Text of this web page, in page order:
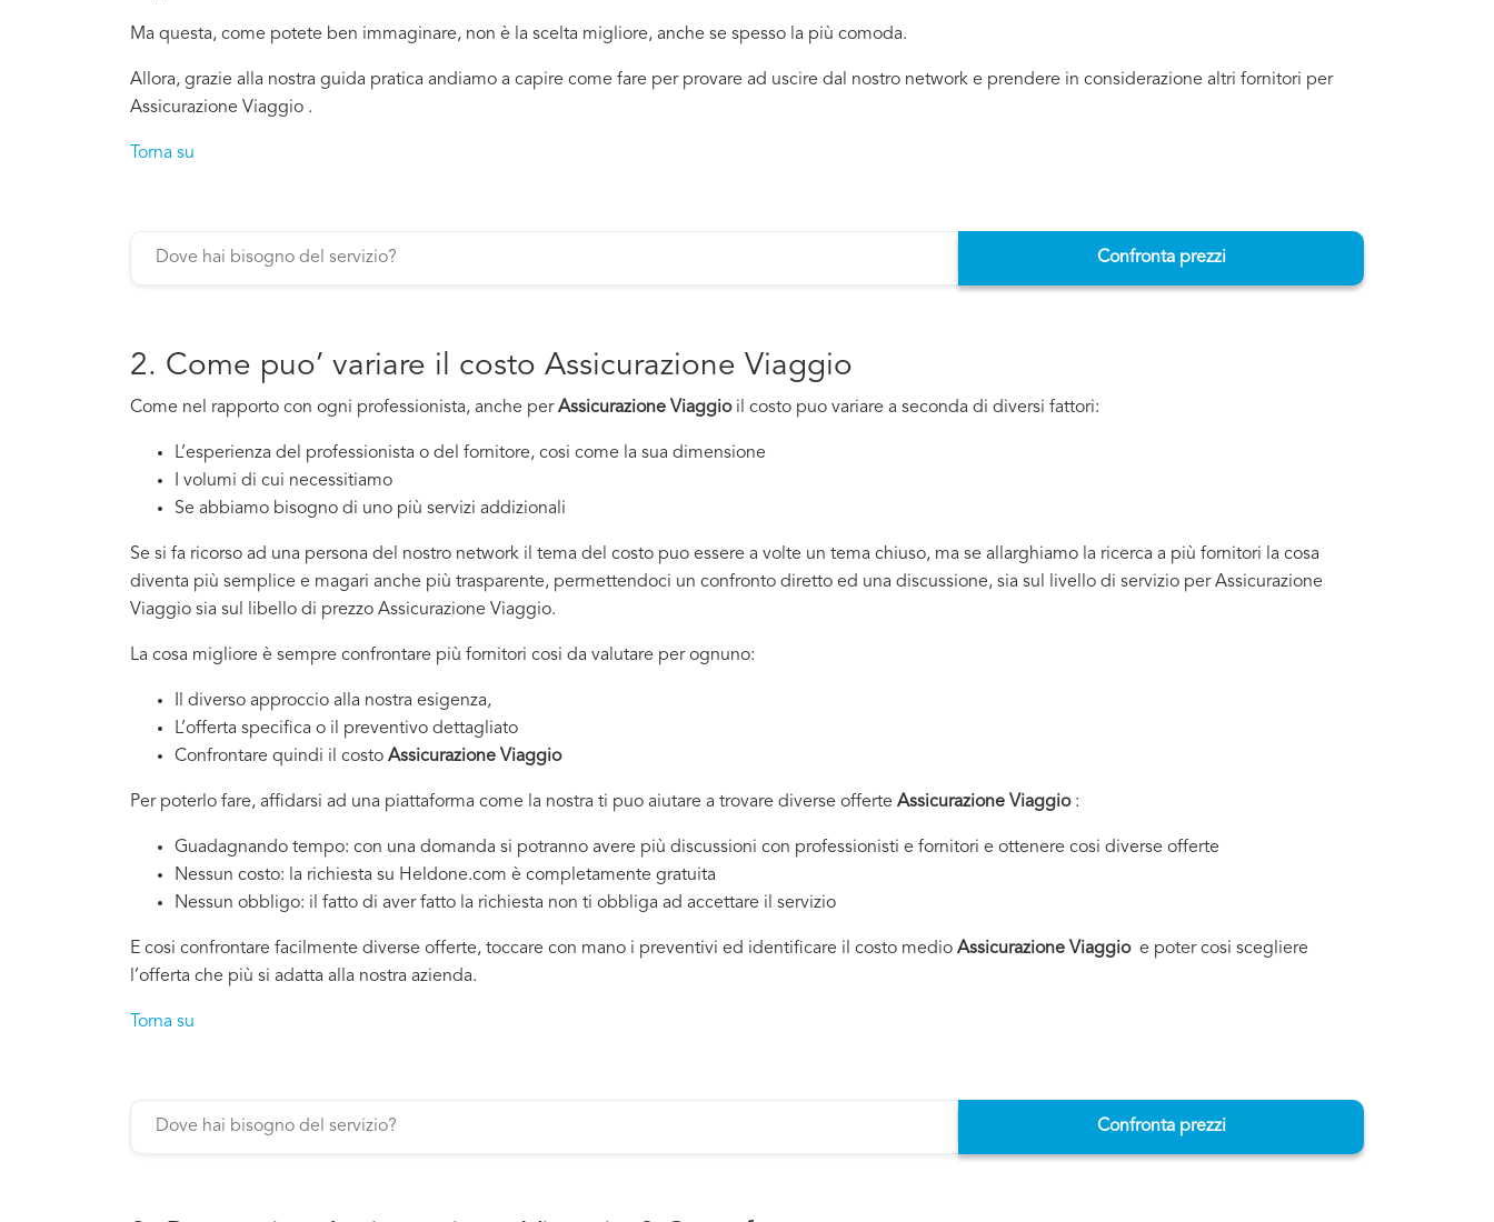
Ma questa, come potete ben immaginare, non è la scelta migliore, anche se spesso la più comoda.
Allora, grazie alla nostra guida pratica andiamo a capire come fare per provare ad uscire dal nostro network e prendere in considerazione altri fornitori per
Assicurazione Viaggio .
Torna su
Confronta prezzi
2. Come puo’ variare il costo Assicurazione Viaggio
Come nel rapporto con ogni professionista, anche perAssicurazione Viaggio il costo puo variare a seconda di diversi fattori:
L’esperienza del professionista o del fornitore, cosi come la sua dimensione
I volumi di cui necessitiamo
Se abbiamo bisogno di uno più servizi addizionali
Se si fa ricorso ad una persona del nostro network il tema del costo puo essere a volte un tema chiuso, ma se allarghiamo la ricerca a più fornitori la cosa
diventa più semplice e magari anche più trasparente, permettendoci un confronto diretto ed una discussione, sia sul livello di servizio per Assicurazione
Viaggio sia sul libello di prezzo Assicurazione Viaggio.
La cosa migliore è sempre confrontare più fornitori cosi da valutare per ognuno:
Il diverso approccio alla nostra esigenza,
L’offerta specifica o il preventivo dettagliato
Confrontare quindi il costo Assicurazione Viaggio
Per poterlo fare, affidarsi ad una piattaforma come la nostra ti puo aiutare a trovare diverse offerte Assicurazione Viaggio :
Guadagnando tempo: con una domanda si potranno avere più discussioni con professionisti e fornitori e ottenere cosi diverse offerte
Nessun costo: la richiesta su Heldone.com è completamente gratuita
Nessun obbligo: il fatto di aver fatto la richiesta non ti obbliga ad accettare il servizio
E cosi confrontare facilmente diverse offerte, toccare con mano i preventivi ed identificare il costo medio Assicurazione Viaggio e poter cosi scegliere
l’offerta che più si adatta alla nostra azienda.
Torna su
Confronta prezzi